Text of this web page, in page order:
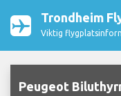
Trondheim
Viktig
Peugeot